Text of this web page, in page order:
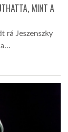
MINT A
rá Jeszenszky